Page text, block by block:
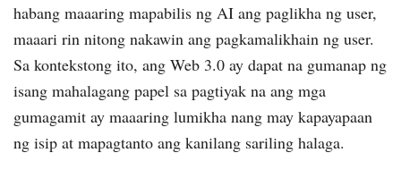
habang maaaring mapabilis ng AI ang paglikha ng user,
maaari rin nitong nakawin ang pagkamalikhain ng user.
Sa kontekstong ito, ang Web 3.0 ay dapat na gumanap ng
isang mahalagang papel sa pagtiyak na ang mga
gumagamit ay maaaring lumikha nang may kapayapaan
ng isip at mapagtanto ang kanilang sariling halaga.